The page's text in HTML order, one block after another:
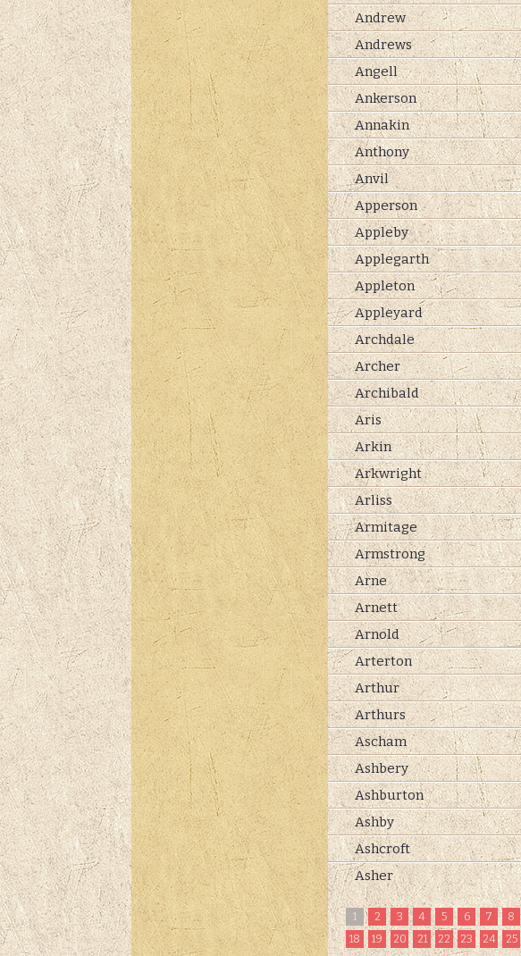
Andrew
Andrews
Angell
Ankerson
Annakin
Anthony
Anvil
Apperson
Appleby
Applegarth
Appleton
Appleyard
Archdale
Archer
Archibald
Aris
Arkin
Arkwright
Arliss
Armitage
Armstrong
Arne
Arnett
Arnold
Arterton
Arthur
Arthurs
Ascham
Ashbery
Ashburton
Ashby
Ashcroft
Asher
1 2 3 4 5 6 7 8
18
19 20 21 22 23 24 25